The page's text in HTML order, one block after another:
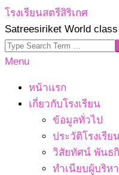
Skip
to
content
โรงเรียนสตรีสิริเกศ
Satreesiriket World
Search
Primary
Menu
Menu
หน้าแรก
เกี่ยวกับโรงเรียน
ข้อมูลทั่วไป
ประวัติโรงเรีย
วิสัยทัศน์ พันธ
ทำเนียบผู้บริห